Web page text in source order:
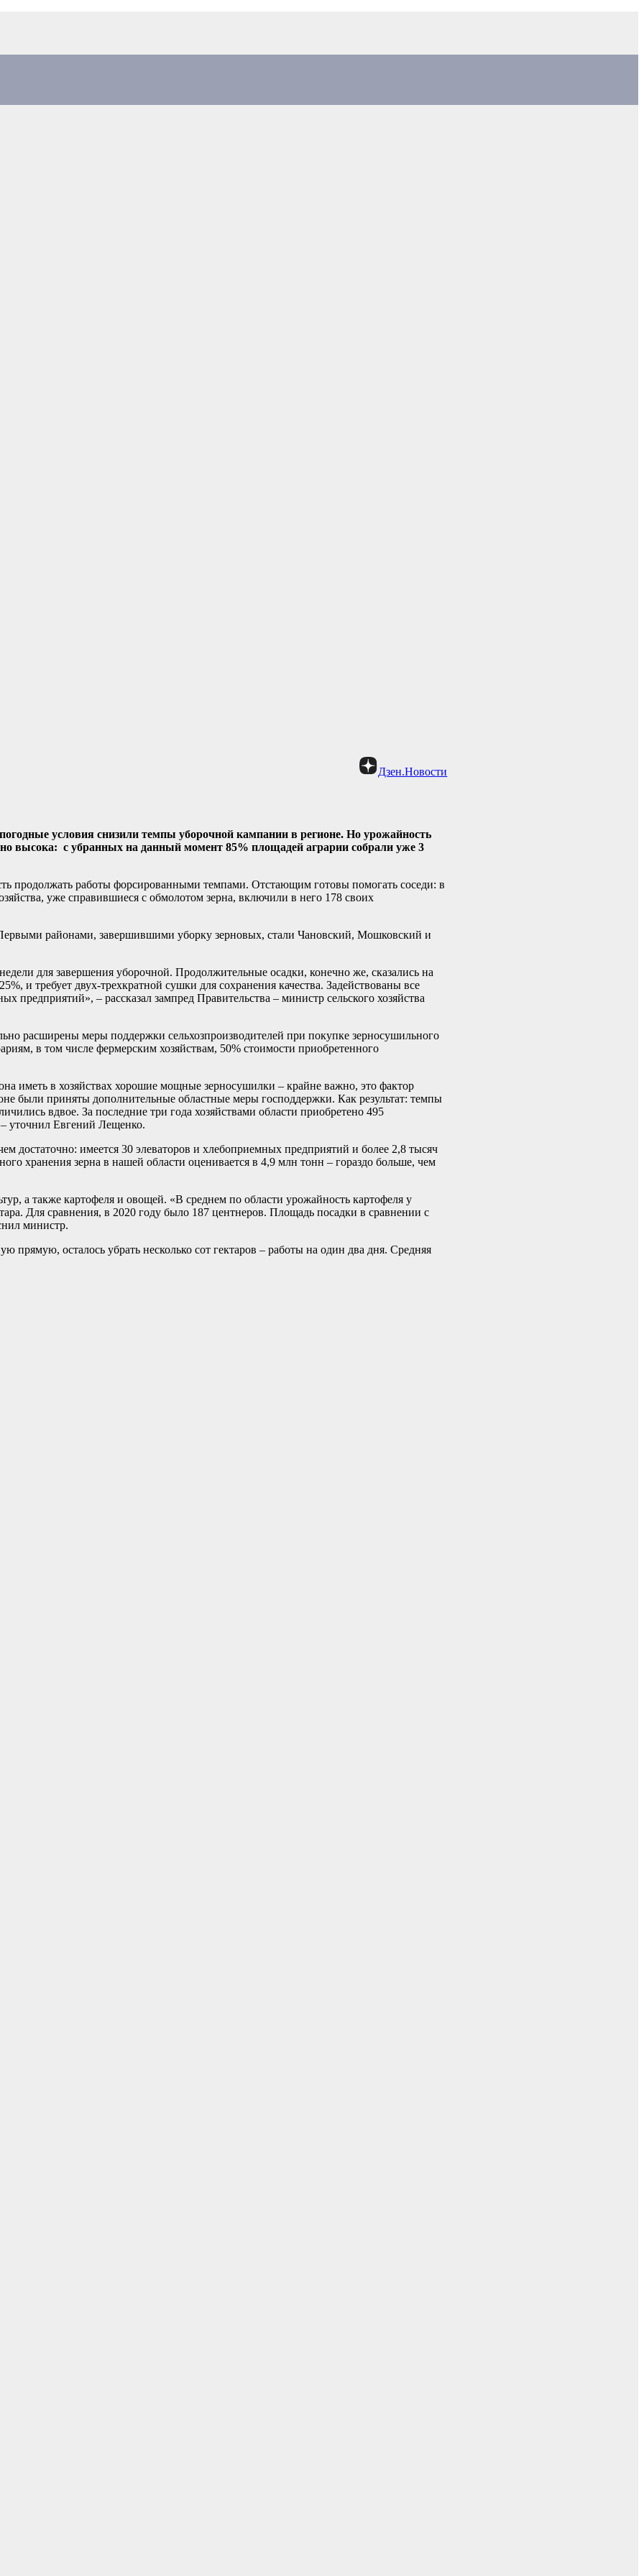
Дзен.Новости
условия снизили темпы уборочной кампании в регионе. Но урожайность
высока: с убранных на данный момент 85% площадей аграрии собрали уже 3
продолжать работы форсированными темпами. Отстающим готовы помогать соседи: в
уже справившиеся с обмолотом зерна, включили в него 178 своих
районами, завершившими уборку зерновых, стали Чановский, Мошковский и
для завершения уборочной. Продолжительные осадки, конечно же, сказались на
и требует двух-трехкратной сушки для сохранения качества. Задействованы все
предприятий», – рассказал зампред Правительства – министр сельского хозяйства
расширены меры поддержки сельхозпроизводителей при покупке зерносушильного
в том числе фермерским хозяйствам, 50% стоимости приобретенного
иметь в хозяйствах хорошие мощные зерносушилки – крайне важно, это фактор
были приняты дополнительные областные меры господдержки. Как результат: темпы
вдвое. За последние три года хозяйствами области приобретено 495
уточнил Евгений Лещенко.
достаточно: имеется 30 элеваторов и хлебоприемных предприятий и более 2,8 тысяч
хранения зерна в нашей области оценивается в 4,9 млн тонн – гораздо больше, чем
а также картофеля и овощей. «В среднем по области урожайность картофеля у
Для сравнения, в 2020 году было 187 центнеров. Площадь посадки в сравнении с
министр.
осталось убрать несколько сот гектаров – работы на один два дня. Средняя